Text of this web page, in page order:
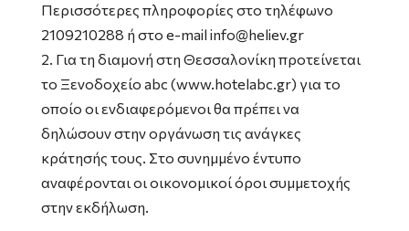
Περισσότερες πληροφορίες στο τηλέφωνο
2109210288 ή στο e-mail info@heliev.gr
2. Για τη διαμονή στη Θεσσαλονίκη προτείνεται
το Ξενοδοχείο abc (www.hotelabc.gr) για το
οποίο οι ενδιαφερόμενοι θα πρέπει να
δηλώσουν στην οργάνωση τις ανάγκες
κράτησής τους. Στο συνημμένο έντυπο
αναφέρονται οι οικονομικοί όροι συμμετοχής
στην εκδήλωση.